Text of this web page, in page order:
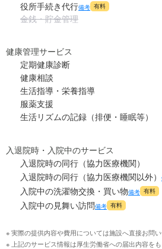
役所手続き代行備考 有料
金銭・貯金管理
健康管理サービス
定期健康診断
健康相談
生活指導・栄養指導
服薬支援
生活リズムの記録（排便・睡眠等）
入退院時・入院中のサービス
入退院時の同行（協力医療機関）
入退院時の同行（協力医療機関以外）
入院中の洗濯物交換・買い物備考 有料
入院中の見舞い訪問備考 有料
※ 実際の提供内容や費用については施設へ直接お問い
※ 上記のサービス情報は厚生労働省への届出内容をも